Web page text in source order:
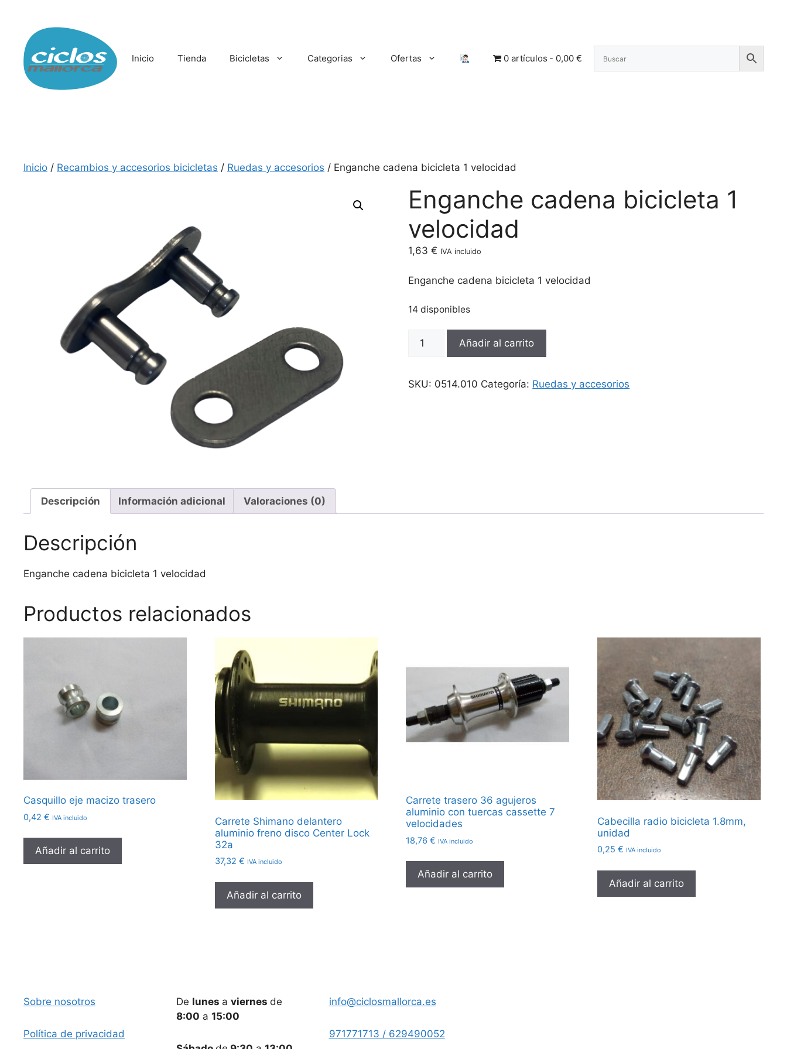
contenido
Inicio Tienda Bicicletas Categorias Ofertas 0 artículos 0,00 €
Inicio / Recambios y accesorios bicicletas / Ruedas y accesorios / Enganche cadena bicicleta 1 velocidad
Enganche cadena bicicleta 1
velocidad
1,63€ IVA incluido
Enganche cadena bicicleta 1 velocidad
14 disponibles
Enganche
1
Añadir al carrito
SKU: 0514.010 Categoría: Ruedas y accesorios
Descripción Información adicional Valoraciones (0)
Descripción
Enganche cadena bicicleta 1 velocidad
Productos relacionados
Casquillo eje macizo trasero
0,42 € IVA incluido
Añadir al carrito
Carrete Shimano delantero
aluminio freno disco Center Lock
32a
37,32 € IVA incluido
Añadir al carrito
Carrete trasero 36 agujeros
aluminio con tuercas cassette 7
velocidades
18,76€ IVA incluido
Añadir al carrito
Cabecilla radio bicicleta 1.8mm,
unidad
0,25€ IVA incluido
Añadir al carrito
Sobre nosotros
Política de privacidad
De lunes a viernes de
8:00 a 15:00
info@ciclosmallorca.es
971771713 / 629490052